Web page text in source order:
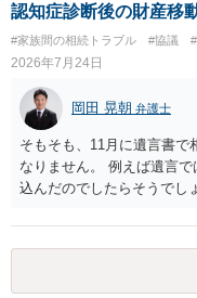
認知症診断後の財産移
#家族間の相続トラブル #協議
2026年7月24日
岡田 晃朝 弁護士
そもそも、11月に遺言書で
なりません。 例えば遺言
込んだのでしたらそうでし